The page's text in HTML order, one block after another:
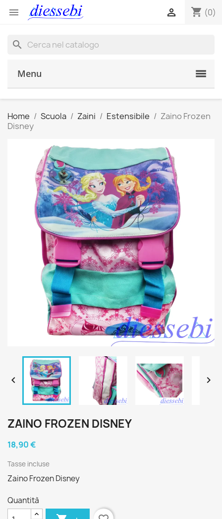
 shopping_cart (0)

search
Menu
Home Scuola Zaini Estensibile
Zaino Frozen
Disney
 
ZAINO FROZEN DISNEY
18,90 €
Tasse incluse
Zaino Frozen Disney
Quantità